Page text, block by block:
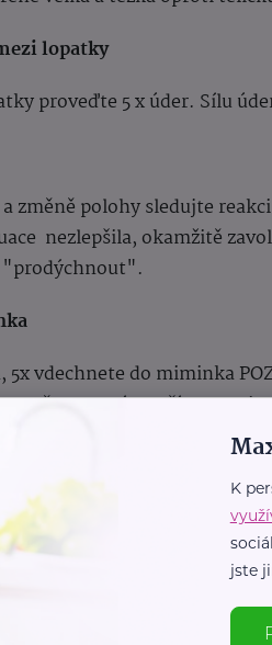
lopatky
proveďte 5 x úder. Sílu
změně polohy sledujte
nezlepšila, okamžitě
prodýchnout".
5x vdechnete do miminka
změny, musíte začít
během celého procesu
pomoci vašemu miminku.
K
jste